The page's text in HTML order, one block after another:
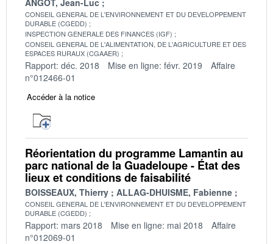
CONSEIL GENERAL DE L'ENVIRONNEMENT ET DU DEVELOPPEMENT
DURABLE (CGEDD)
INSPECTION GENERALE DES FINANCES (IGF)
CONSEIL GENERAL DE L'ALIMENTATION, DE L'AGRICULTURE ET DES
ESPACES RURAUX (CGAAER)
Rapport: déc. 2018 Mise en ligne: févr. 2019
Affaire
n°012466-01
Accéder à la notice
Réorientation du programme Lamantin au
parc national de la Guadeloupe - État des
lieux et conditions de faisabilité
BOISSEAUX, Thierry ALLAG-DHUISME, Fabienne
CONSEIL GENERAL DE L'ENVIRONNEMENT ET DU DEVELOPPEMENT
DURABLE (CGEDD)
Rapport: mars 2018 Mise en ligne: mai 2018
Affaire
n°012069-01